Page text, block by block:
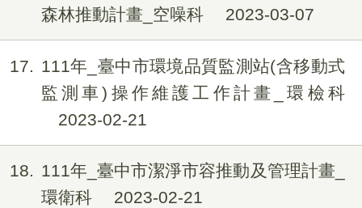
森林推動計畫_空噪科
2023-03-07
17
111年_臺中市環境品質監測站(含移動式
監測車)操作維護工作計畫_環檢科
2023-02-21
18
111年_臺中市潔淨市容推動及管理計畫_
環衛科
2023-02-21